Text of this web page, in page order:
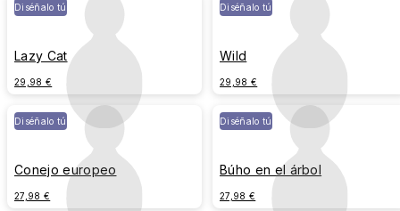
Diséñalo tú
Lazy Cat
29,98 €
Diséñalo tú
Wild
29,98 €
Diséñalo tú
Conejo europeo
27,98 €
Diséñalo tú
Búho en el árbol
27,98 €